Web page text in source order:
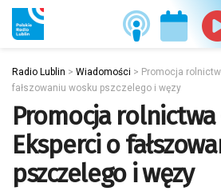
Radio Lublin > Wiadomości > Promocja
fałszowaniu wosku pszczelego i węzy
Promocja rolnictwa
Eksperci o
pszczelego i węzy